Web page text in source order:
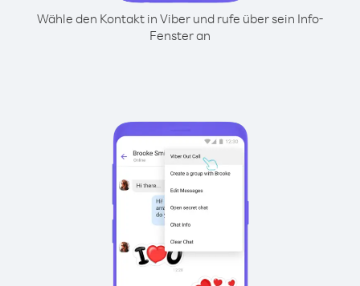
Wähle den Kontakt in Viber und rufe über sein Info-
Fenster an